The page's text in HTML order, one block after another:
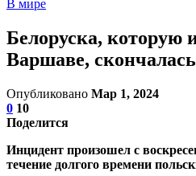
В мире
Белоруска, которую
Варшаве,
Опубликовано Мар 1, 2024
0 10
Поделится
Инцидент произошел с
течение долгого времени